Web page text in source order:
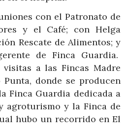
con el Patronato de
y el Café; con Helga
Rescate de Alimentos; y
de Finca Guardia.
a las Fincas Madre
donde se producen
Finca Guardia dedicada a
agroturismo y la Finca de
hubo un recorrido en El